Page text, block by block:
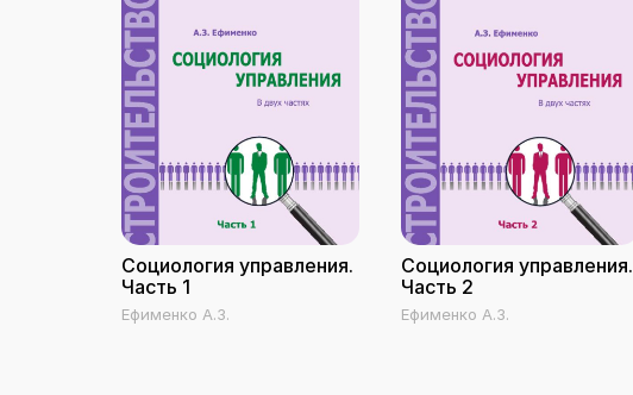
Социология управления.
Часть 1
Ефименко А.З.
Социология управления.
Часть 2
Ефименко А.З.